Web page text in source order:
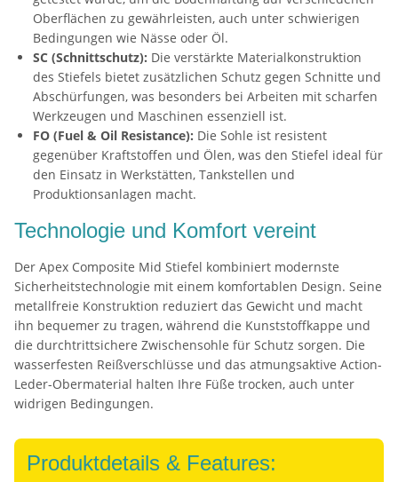
Oberflächen zu gewährleisten, auch unter schwierigen
Bedingungen wie Nässe oder Öl.
SC (Schnittschutz): Die verstärkte Materialkonstruktion
des Stiefels bietet zusätzlichen Schutz gegen Schnitte und
Abschürfungen, was besonders bei Arbeiten mit scharfen
Werkzeugen und Maschinen essenziell ist.
FO (Fuel & Oil Resistance): Die Sohle ist resistent
gegenüber Kraftstoffen und Ölen, was den Stiefel ideal für
den Einsatz in Werkstätten, Tankstellen und
Produktionsanlagen macht.
Technologie und Komfort vereint
Der Apex Composite Mid Stiefel kombiniert modernste
Sicherheitstechnologie mit einem komfortablen Design. Seine
metallfreie Konstruktion reduziert das Gewicht und macht
ihn bequemer zu tragen, während die Kunststoffkappe und
die durchtrittsichere Zwischensohle für Schutz sorgen. Die
wasserfesten Reißverschlüsse und das atmungsaktive Action-
Leder-Obermaterial halten Ihre Füße trocken, auch unter
widrigen Bedingungen.
Produktdetails & Features: